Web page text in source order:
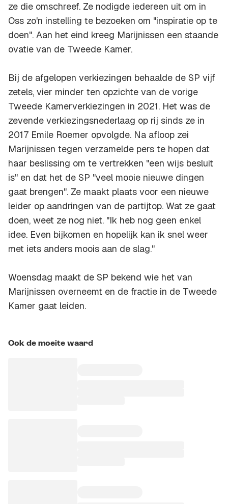
ze die omschreef. Ze nodigde iedereen uit om in
Oss zo'n instelling te bezoeken om "inspiratie op te
doen". Aan het eind kreeg Marijnissen een staande
ovatie van de Tweede Kamer.
Bij de afgelopen verkiezingen behaalde de SP vijf
zetels, vier minder ten opzichte van de vorige
Tweede Kamerverkiezingen in 2021. Het was de
zevende verkiezingsnederlaag op rij sinds ze in
2017 Emile Roemer opvolgde. Na afloop zei
Marijnissen tegen verzamelde pers te hopen dat
haar beslissing om te vertrekken "een wijs besluit
is" en dat het de SP "veel mooie nieuwe dingen
gaat brengen". Ze maakt plaats voor een nieuwe
leider op aandringen van de partijtop. Wat ze gaat
doen, weet ze nog niet. "Ik heb nog geen enkel
idee. Even bijkomen en hopelijk kan ik snel weer
met iets anders moois aan de slag."
Woensdag maakt de SP bekend wie het van
Marijnissen overneemt en de fractie in de Tweede
Kamer gaat leiden.
Ook de moeite waard